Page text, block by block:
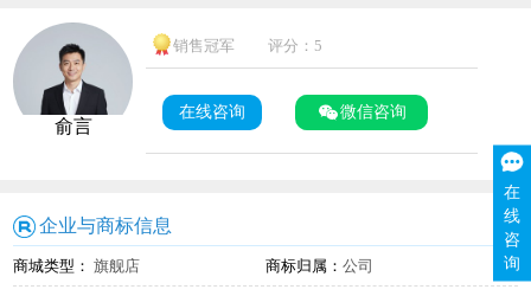
俞言
销售冠军 评分：5
在线咨询 微信咨询
企业与商标信息
商城类型： 旗舰店 商标归属： 公司
在
线
咨
询